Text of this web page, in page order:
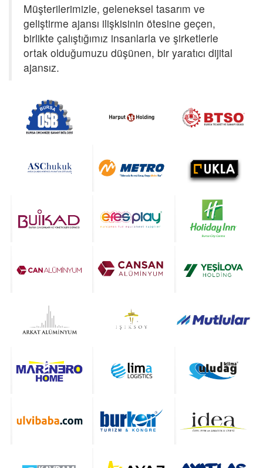
Müşterilerimizle, geleneksel tasarım ve
geliştirme ajansı ilişkisinin ötesine geçen,
birlikte çalıştığımız insanlarla ve şirketlerle
ortak olduğumuzu düşünen, bir yaratıcı dijital
ajansız.